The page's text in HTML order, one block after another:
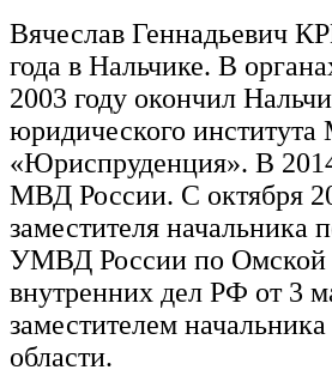
Вячеслав Геннадьевич
года в Нальчике. В
2003 году окончил
юридического
«Юриспруденция». В
МВД России. С октября
заместителя начальника
УМВД России по Омской
внутренних дел РФ от 3
заместителем
области.